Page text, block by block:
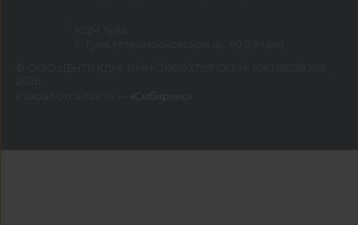
«Сибирикс»